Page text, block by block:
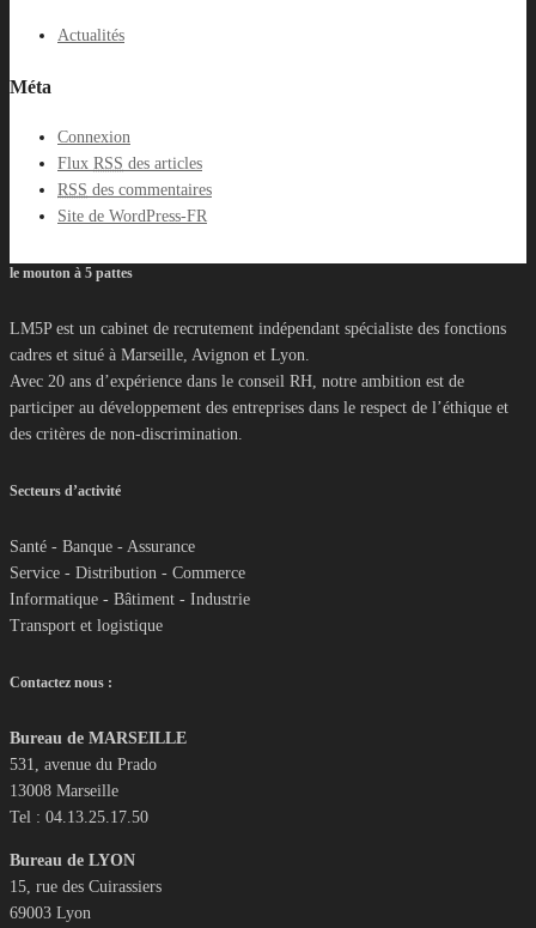
Actualités
Méta
Connexion
Flux RSS des articles
RSS des commentaires
Site de WordPress-FR
le mouton à 5 pattes
LM5P est un cabinet de recrutement indépendant spécialiste des fonctions
cadres et situé à Marseille, Avignon et Lyon.
Avec 20 ans d’expérience dans le conseil RH, notre ambition est de
participer au développement des entreprises dans le respect de l’éthique et
des critères de non-discrimination.
Secteurs d’activité
Santé - Banque - Assurance
Service - Distribution - Commerce
Informatique - Bâtiment - Industrie
Transport et logistique
Contactez nous :
Bureau de MARSEILLE
531, avenue du Prado
13008 Marseille
Tel : 04.13.25.17.50
Bureau de LYON
15, rue des Cuirassiers
69003 Lyon